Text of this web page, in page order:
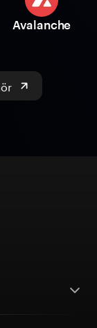
Avalanche